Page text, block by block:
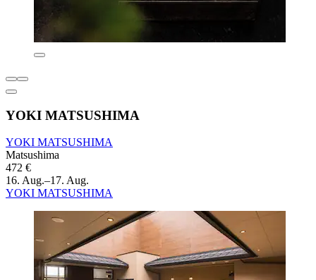
YOKI MATSUSHIMA
YOKI MATSUSHIMA
Matsushima
472 €
16. Aug.–17. Aug.
YOKI MATSUSHIMA